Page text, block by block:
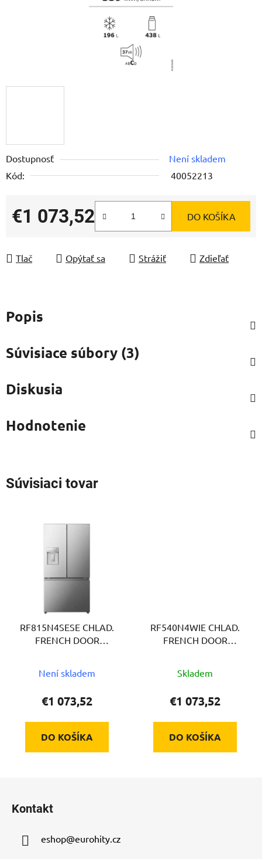
Dostupnosť
Není skladem
Kód:
40052213
€1 073,52 DO KOŠÍKA
Tlač Opýtať sa Strážiť Zdieľať
Popis
Súvisiace súbory (3)
Diskusia
Hodnotenie
Súvisiaci tovar
RF815N4SESE CHLAD.
FRENCH DOOR
Není skladem
€1 073,52
DO KOŠÍKA
RF540N4WIE CHLAD.
FRENCH DOOR
Skladem
€1 073,52
DO KOŠÍKA
Kontakt
eshop@eurohity.cz